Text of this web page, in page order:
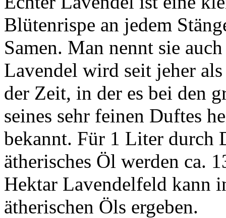
Blütenrispe an jedem
Samen. Man nennt sie
Lavendel wird seit jeher
der Zeit, in der es bei den
seines sehr feinen Duftes
bekannt. Für 1 Liter durch
ätherisches Öl werden ca.
Hektar Lavendelfeld kann
ätherischen Öls ergeben.